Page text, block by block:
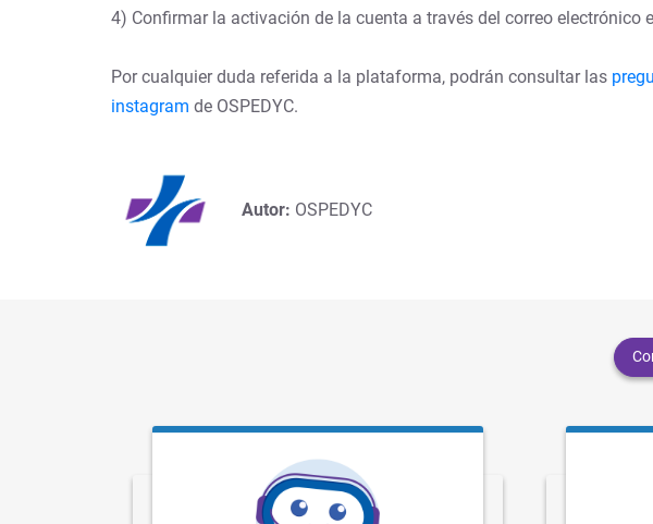
4) Confirmar la activación de la cuenta a través del correo electrónico
Por cualquier duda referida a la plataforma, podrán consultar las
instagram de OSPEDYC.
Autor: OSPEDYC